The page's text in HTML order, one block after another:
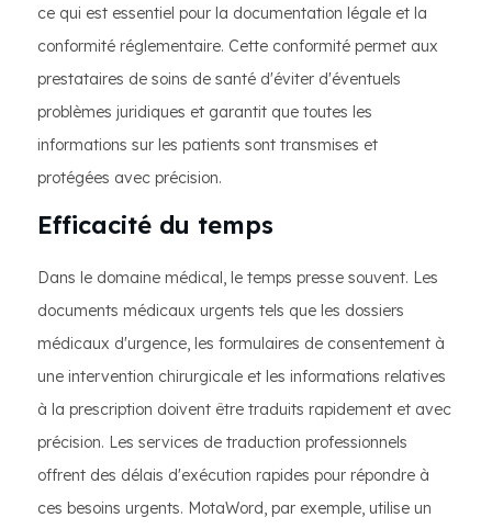
ce qui est essentiel pour la documentation légale et la
conformité réglementaire. Cette conformité permet aux
prestataires de soins de santé d'éviter d'éventuels
problèmes juridiques et garantit que toutes les
informations sur les patients sont transmises et
protégées avec précision.
Efficacité du temps
Dans le domaine médical, le temps presse souvent. Les
documents médicaux urgents tels que les dossiers
médicaux d'urgence, les formulaires de consentement à
une intervention chirurgicale et les informations relatives
à la prescription doivent être traduits rapidement et avec
précision. Les services de traduction professionnels
offrent des délais d'exécution rapides pour répondre à
ces besoins urgents. MotaWord, par exemple, utilise un